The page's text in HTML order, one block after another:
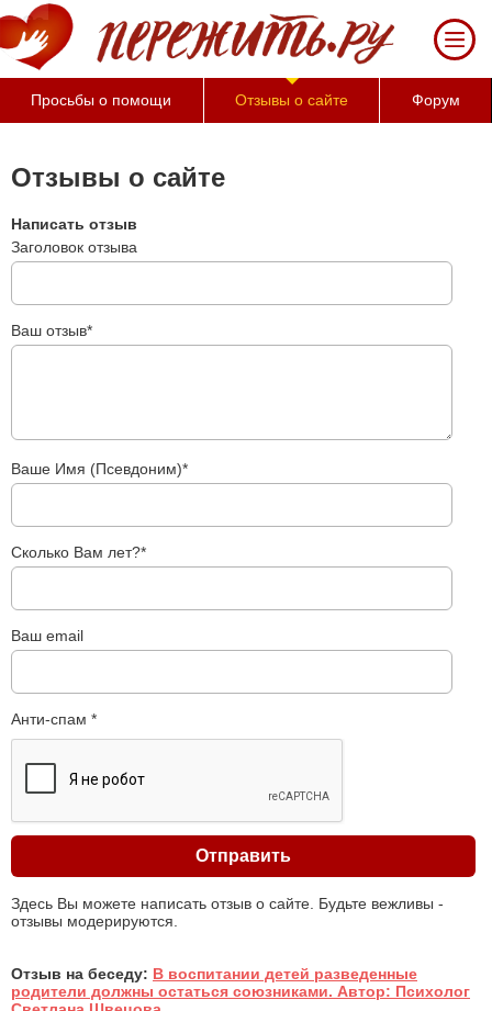
За 50 минут Вы можете
оценить тяжесть своего
состояния и его
психологические причины
(бесплатно)
Просьбы о помощи Отзывы о сайте Форум
Отзывы о сайте
Написать отзыв
Заголовок отзыва
Ваш отзыв*
Ваше Имя (Псевдоним)*
Сколько Вам лет?*
Ваш email
Анти-спам *
Здесь Вы можете написать отзыв о сайте. Будьте вежливы -
отзывы модерируются.
Отзыв на беседу: В воспитании детей разведенные
родители должны остаться союзниками. Автор: Психолог